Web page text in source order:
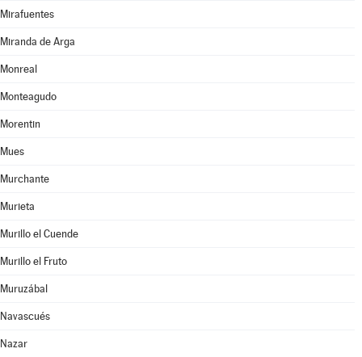
Mirafuentes
Miranda de Arga
Monreal
Monteagudo
Morentin
Mues
Murchante
Murieta
Murillo el Cuende
Murillo el Fruto
Muruzábal
Navascués
Nazar